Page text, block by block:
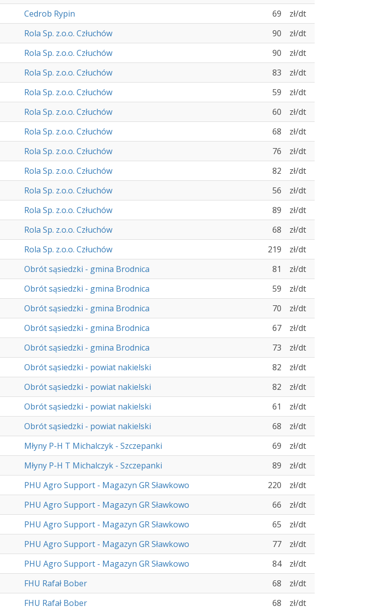
Cedrob Rypin 69
zł/dt
Rola Sp. z.o.o. Człuchów 90
zł/dt
Rola Sp. z.o.o. Człuchów 90
zł/dt
Rola Sp. z.o.o. Człuchów 83
zł/dt
Rola Sp. z.o.o. Człuchów 59
zł/dt
Rola Sp. z.o.o. Człuchów 60
zł/dt
Rola Sp. z.o.o. Człuchów 68
zł/dt
Rola Sp. z.o.o. Człuchów 76
zł/dt
Rola Sp. z.o.o. Człuchów 82
zł/dt
Rola Sp. z.o.o. Człuchów 56
zł/dt
Rola Sp. z.o.o. Człuchów 89
zł/dt
Rola Sp. z.o.o. Człuchów 68
zł/dt
Rola Sp. z.o.o. Człuchów 219
zł/dt
Obrót sąsiedzki - gmina Brodnica 81
zł/dt
Obrót sąsiedzki - gmina Brodnica 59
zł/dt
Obrót sąsiedzki - gmina Brodnica 70
zł/dt
Obrót sąsiedzki - gmina Brodnica 67
zł/dt
Obrót sąsiedzki - gmina Brodnica 73
zł/dt
Obrót sąsiedzki - powiat nakielski 82
zł/dt
Obrót sąsiedzki - powiat nakielski 82
zł/dt
Obrót sąsiedzki - powiat nakielski 61
zł/dt
Obrót sąsiedzki - powiat nakielski 68
zł/dt
Młyny P-H T Michalczyk - Szczepanki 69
zł/dt
Młyny P-H T Michalczyk - Szczepanki 89
zł/dt
PHU Agro Support - Magazyn GR Sławkowo 220
zł/dt
PHU Agro Support - Magazyn GR Sławkowo 66
zł/dt
PHU Agro Support - Magazyn GR Sławkowo 65
zł/dt
PHU Agro Support - Magazyn GR Sławkowo 77
zł/dt
PHU Agro Support - Magazyn GR Sławkowo 84
zł/dt
FHU Rafał Bober 68
zł/dt
FHU Rafał Bober 68
zł/dt